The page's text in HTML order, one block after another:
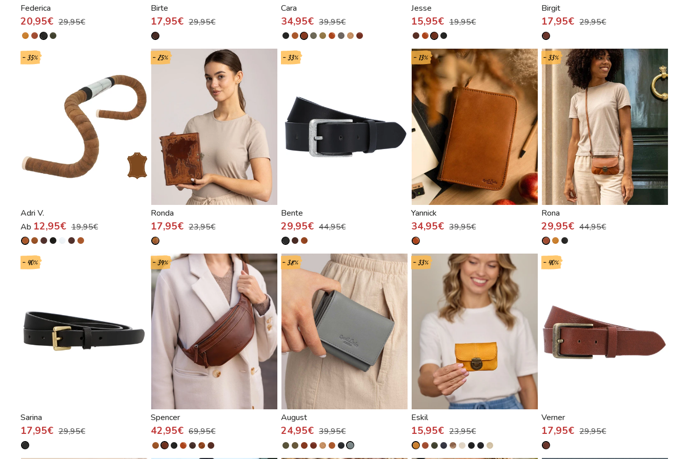
Federica
20,95€ 29,95€
Birte
17,95€ 29,95€
Cara
34,95€ 39,95€
Jesse
15,95€ 19,95€
Birgit
17,95€ 29,95€
- 35%
Adri V.
Ab 12,95€ 19,95€
- 25%
Ronda
17,95€ 23,95€
- 33%
Bente
29,95€ 44,95€
- 13%
Yannick
34,95€ 39,95€
- 33%
Rona
29,95€ 44,95€
- 40%
Sarina
17,95€ 29,95€
- 39%
Spencer
42,95€ 69,95€
- 38%
August
24,95€ 39,95€
- 33%
Eskil
15,95€ 23,95€
- 40%
Verner
17,95€ 29,95€